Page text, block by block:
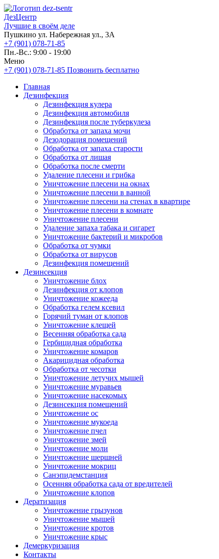
ДезЦентр
Лучшие в своём деле
Пушкино ул. Набережная ул., 3А
+7 (901) 078-71-85
Пн.-Вс.: 9:00 - 19:00
Меню
+7 (901) 078-71-85 Позвонить бесплатно
Главная
Дезинфекция
Дезинфекция кулера
Дезинфекция автомобиля
Дезинфекция после туберкулеза
Обработка от запаха мочи
Дезодорация помещений
Обработка от запаха старости
Обработка от лишая
Обработка после смерти
Удаление плесени и грибка
Уничтожение плесени на окнах
Уничтожение плесени в ванной
Уничтожение плесени на стенах в квартире
Уничтожение плесени в комнате
Уничтожение плесени
Удаление запаха табака и сигарет
Уничтожение бактерий и микробов
Обработка от чумки
Обработка от вирусов
Дезинфекция помещений
Дезинсекция
Уничтожение блох
Дезинфекция от клопов
Уничтожение кожееда
Обработка гелем ксевил
Горячий туман от клопов
Уничтожение клещей
Весенняя обработка сада
Гербицидная обработка
Уничтожение комаров
Акарицидная обработка
Обработка от чесотки
Уничтожение летучих мышей
Уничтожение муравьев
Уничтожение насекомых
Дезинсекция помещений
Уничтожение ос
Уничтожение мукоеда
Уничтожение пчел
Уничтожение змей
Уничтожение моли
Уничтожение шершней
Уничтожение мокриц
Санэпидемстанция
Осенняя обработка сада от вредителей
Уничтожение клопов
Дератизация
Уничтожение грызунов
Уничтожение мышей
Уничтожение кротов
Уничтожение крыс
Демеркуризация
Контакты